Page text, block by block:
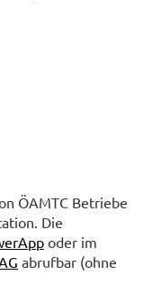
ÖAMTC Betriebe
Die
oder im
abrufbar (ohne